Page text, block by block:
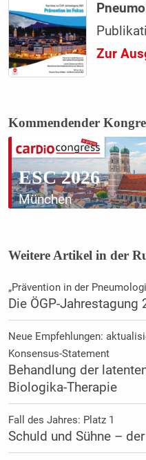
Zur
Kommendender
ESC 2026
München
Weitere Artikel in der
„Prävention in der
Die ÖGP-
Neue Empfehlungen:
Konsensus-Statement
Behandlung der
Biologika-Therapie
Fall des Jahres: Platz 1
Schuld und Sühne –